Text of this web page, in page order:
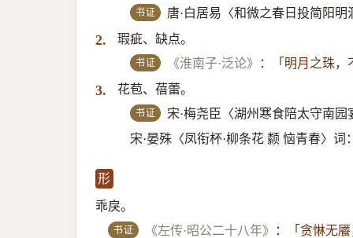
书证 唐·白居易〈和微之春日投简阳明
2. 瑕疵、缺点。
书证 《淮南子·泛论》 ： 「明月之珠
3. 花苞、蓓蕾。
书证
宋·梅尧臣〈湖州寒食陪太守南园
宋·晏殊〈凤衔杯·柳条花 颣 恼青春〉词
形
乖戾。
书证 《左传·昭公二十八年》 ： 「贪惏无